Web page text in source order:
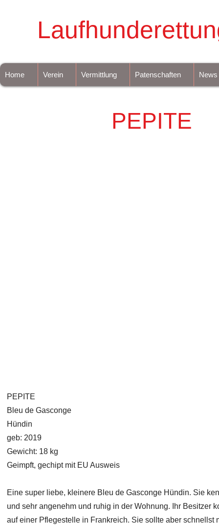
Home Verein Vermittlung Patenschaften News
PEPITE
PEPITE
Bleu de Gasconge
Hündin
geb: 2019
Gewicht: 18 kg
Geimpft, gechipt mit EU Ausweis
Eine super liebe, kleinere Bleu de Gasconge Hündin. Sie
und sehr angenehm und ruhig in der Wohnung. Ihr Besitzer
auf einer Pflegestelle in Frankreich. Sie sollte aber schnellst